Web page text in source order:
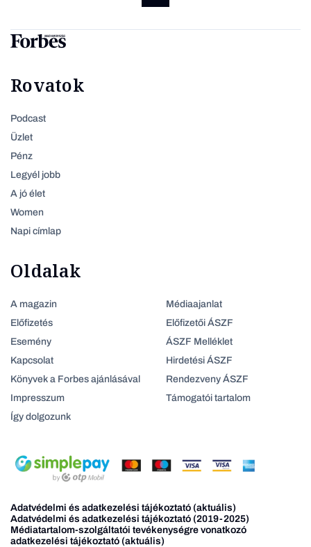
Rovatok
Podcast
Üzlet
Pénz
Legyél jobb
A jó élet
Women
Napi címlap
Oldalak
A magazin
Előfizetés
Esemény
Kapcsolat
Könyvek a Forbes ajánlásával
Impresszum
Így dolgozunk
Médiaajanlat
Előfizetői ÁSZF
ÁSZF Melléklet
Hirdetési ÁSZF
Rendezveny ÁSZF
Támogatói tartalom
Adatvédelmi és adatkezelési tájékoztató (aktuális)
Adatvédelmi és adatkezelési tájékoztató (2019-2025)
Médiatartalom-szolgáltatói tevékenységre vonatkozó
adatkezelési tájékoztató (aktuális)